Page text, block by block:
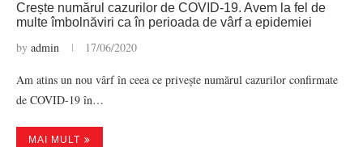
Crește numărul cazurilor de COVID-19. Avem la fel de
multe îmbolnăviri ca în perioada de vârf a epidemiei
by admin 17/06/2020
Am atins un nou vârf în ceea ce privește numărul cazurilor confirmate
de COVID-19 în…
MAI MULT